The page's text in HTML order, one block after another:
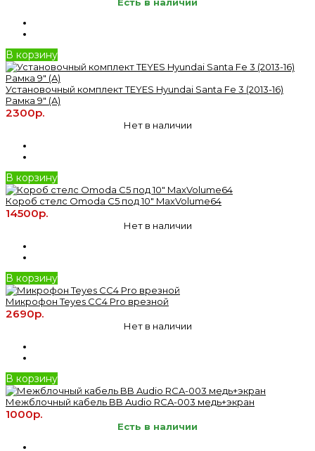
В корзину
Установочный комплект TEYES Hyundai Santa Fe 3 (2013-16)
Рамка 9" (A)
2300р.
Нет в наличии
В корзину
Короб стелс Omoda C5 под 10" MaxVolume64
14500р.
Нет в наличии
В корзину
Микрофон Teyes CC4 Pro врезной
2690р.
Нет в наличии
В корзину
Межблочный кабель BB Audio RCA-003 медь+экран
1000р.
Есть в наличии